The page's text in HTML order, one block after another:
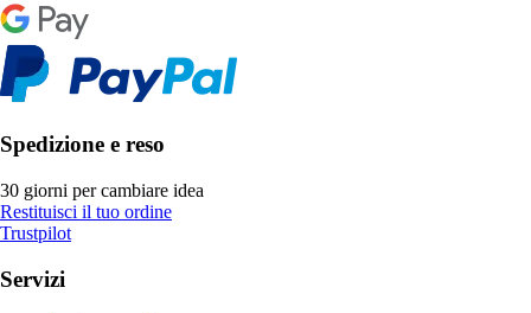
Spedizione e reso
30 giorni per cambiare idea
Restituisci il tuo ordine
Trustpilot
Servizi